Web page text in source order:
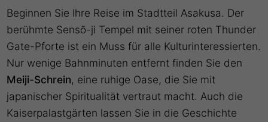
Beginnen Sie Ihre Reise im Stadtteil Asakusa. Der
berühmte Sensō-ji Tempel mit seiner roten Thunder
Gate-Pforte ist ein Muss für alle Kulturinteressierten.
Nur wenige Bahnminuten entfernt finden Sie den
Meiji-Schrein, eine ruhige Oase, die Sie mit
japanischer Spiritualität vertraut macht. Auch die
Kaiserpalastgärten lassen Sie in die Geschichte